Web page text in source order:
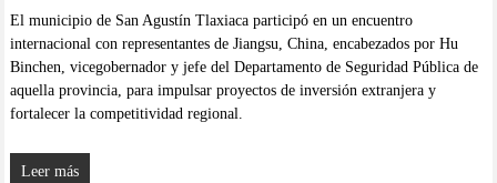
El municipio de San Agustín Tlaxiaca participó en un encuentro
internacional con representantes de Jiangsu, China, encabezados por Hu
Binchen, vicegobernador y jefe del Departamento de Seguridad Pública de
aquella provincia, para impulsar proyectos de inversión extranjera y
fortalecer la competitividad regional.
Leer más